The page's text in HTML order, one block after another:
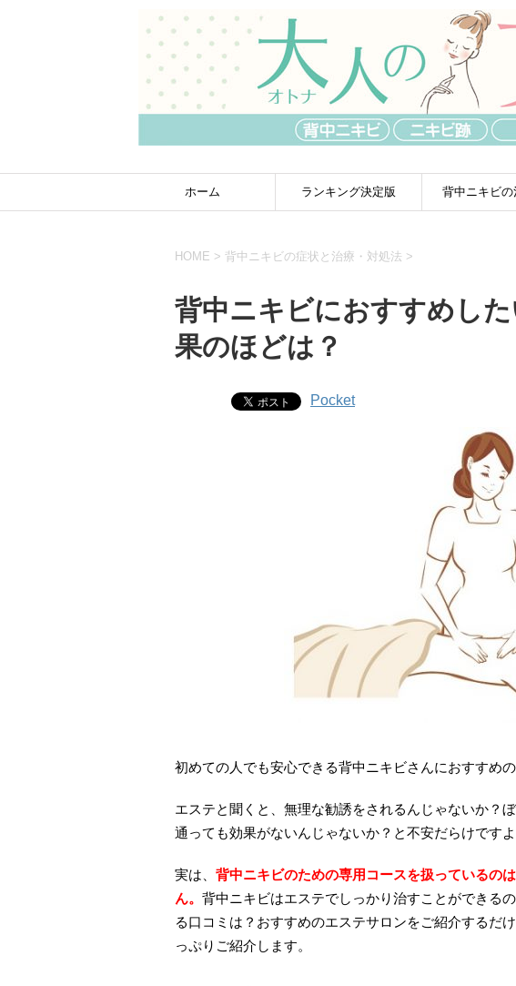
ホーム ランキング決定版 背中ニキビの
HOME > 背中ニキビの症状と治療・対処法 >
背中ニキビにおすすめし
果のほどは？
Pocket
初めての人でも安心できる背中ニキビさんにおすすめ
エステと聞くと、無理な勧誘をされるんじゃないか？
通っても効果がないんじゃないか？と不安だらけですよ
実は、 背中ニキビのための専用コースを扱っているの
ん。 背中ニキビはエステでしっかり治すことができる
る口コミは？おすすめのエステサロンをご紹介するだ
っぷりご紹介します。